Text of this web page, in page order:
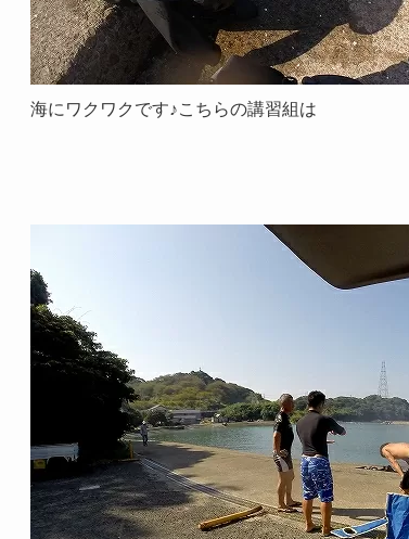
海にワクワクです♪こちらの講習組は